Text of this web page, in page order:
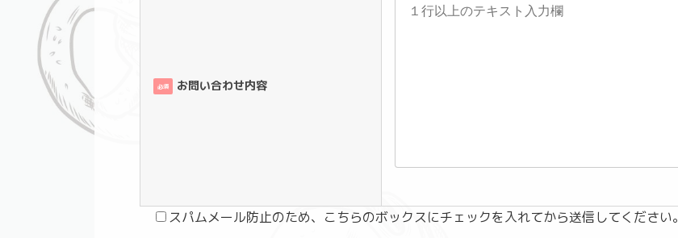
必須 お問い合わせ内容
スパムメール防止のため、こちらのボックスにチェックを入れてから送信してください。